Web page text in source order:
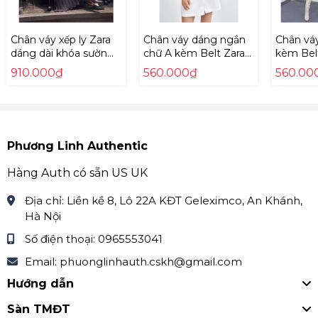
chuyển hai chiều, đồng thời đổi mới sản phẩm mới
Mời bạn xem chi tiết hướng dẫn về chính sách bảo
hành và đổi trả
Khách lẻ và khách shop vui lòng liên hệ với Phương
Linh qua Zalo hoặc Fanpage
Zalo: Phương Linh Authentic 0965553041
Zalo: Phương Linh Kids 0868424370
Fanpape:https://www.facebook.com/PhuongLinhAut
hentic.page
Chân váy xếp ly Zara
dáng dài khóa sườn
eo Auth New Tag có
sẵn 4387/248
910.000₫
Chân váy dáng ngắn
chữ A kèm Belt Zara
Auth New Tag có sẵn
4117/293 4117293
560.000₫
Chân
kèm
New
4117/
Phương Linh Authentic
Hàng Auth có sẵn US UK
Địa chỉ: Liền kề 8, Lô 22A KĐT Geleximco, An Khánh,
Hà Nội
Số điện thoại: 0965553041
Email: phuonglinhauth.cskh@gmail.com
Hướng dẫn
Sàn TMĐT